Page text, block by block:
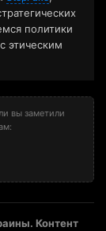
политики
этическим
вы заметили
Контент